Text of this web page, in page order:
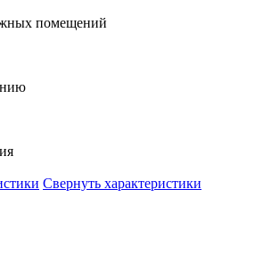
помещений
Свернуть характеристики